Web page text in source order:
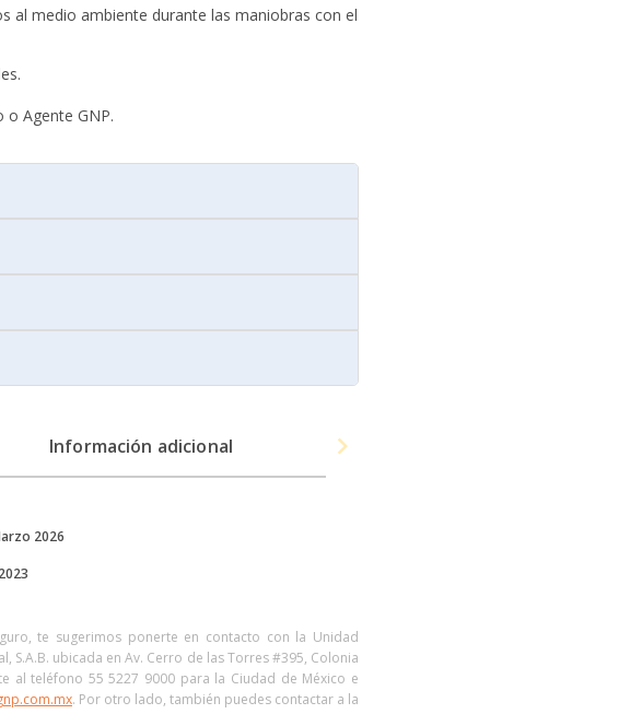
al medio ambiente durante las maniobras con el
Agente GNP.
Información adicional
2026
te sugerimos ponerte en contacto con la Unidad
S.A.B. ubicada en Av. Cerro de las Torres #395, Colonia
al teléfono 55 5227 9000 para la Ciudad de México e
. Por otro lado, también puedes contactar a la